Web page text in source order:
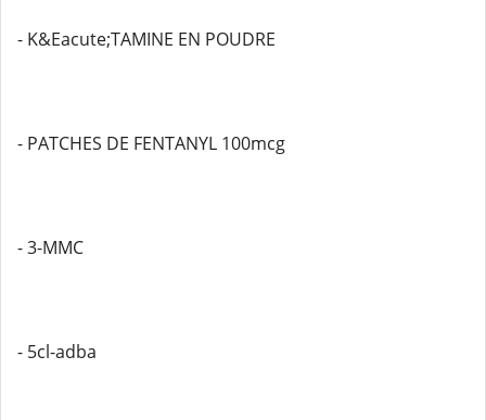
- K&Eacute;TAMINE EN POUDRE
- PATCHES DE FENTANYL 100mcg
- 3-MMC
- 5cl-adba